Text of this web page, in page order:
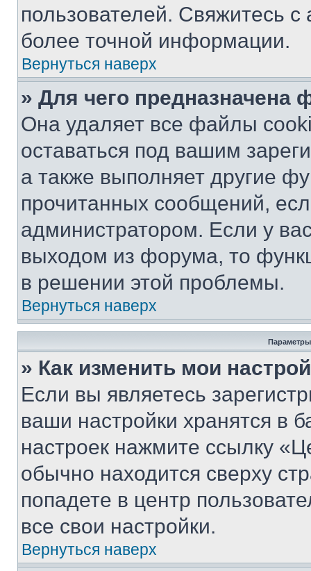
пользователей. Свяжитесь
более точной информации.
Вернуться наверх
» Для чего предназначена
Она удаляет все файлы
оставаться под вашим
а также выполняет другие
прочитанных сообщений,
администратором. Если у
выходом из форума, то
в решении этой проблемы.
Вернуться наверх
Параметры
» Как изменить мои
Если вы являетесь
ваши настройки хранятся в
настроек нажмите ссылку
обычно находится сверху
попадете в центр
все свои настройки.
Вернуться наверх